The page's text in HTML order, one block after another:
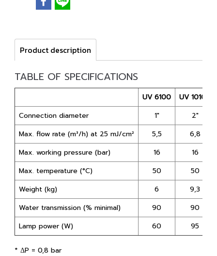
Product description
TABLE OF SPECIFICATIONS
UV 6100
UV 10100
Connection diameter
1"
2"
Max. flow rate (m³/h) at 25 mJ/cm²
5,5
6,8
Max. working pressure (bar)
16
16
Max. temperature (°C)
50
50
Weight (kg)
6
9,3
Water transmission (% minimal)
90
90
Lamp power (W)
60 95
* ΔP = 0,8 bar